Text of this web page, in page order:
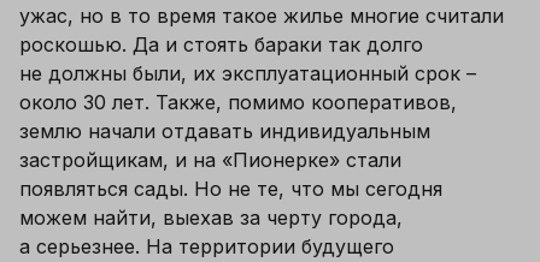
ужас, но в то время такое жилье многие считали
роскошью. Да и стоять бараки так долго
не должны были, их эксплуатационный срок –
около 30 лет. Также, помимо кооперативов,
землю начали отдавать индивидуальным
застройщикам, и на «Пионерке» стали
появляться сады. Но не те, что мы сегодня
можем найти, выехав за черту города,
а серьезнее. На территории будущего